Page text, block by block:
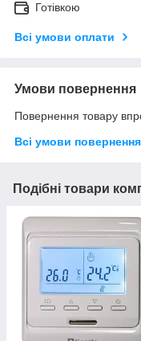
Готівкою
Всі умови оплати
Умови повернення
Повернення товару
Всі умови повернення
Подібні товари